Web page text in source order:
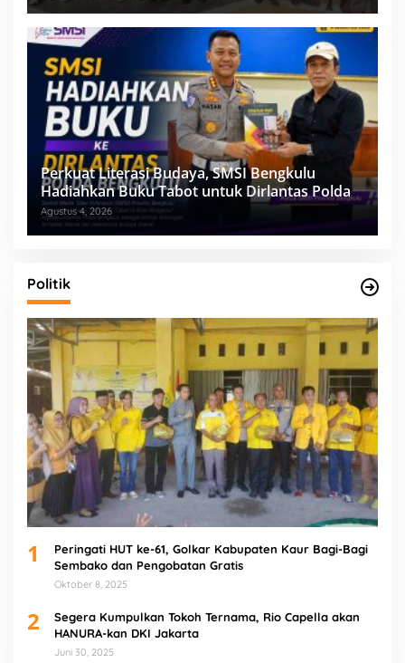
Perkuat Literasi Budaya, SMSI Bengkulu
Hadiahkan Buku Tabot untuk Dirlantas Polda
Agustus 4, 2026
Politik
1
Peringati HUT ke-61, Golkar Kabupaten Kaur Bagi-Bagi
Sembako dan Pengobatan Gratis
Oktober 8, 2025
2
Segera Kumpulkan Tokoh Ternama, Rio Capella akan
HANURA-kan DKI Jakarta
Juni 30, 2025